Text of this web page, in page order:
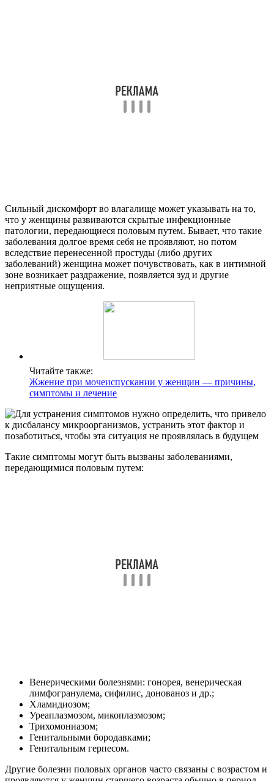
Сильный дискомфорт во влагалище может указывать на то,
что у женщины развиваются скрытые инфекционные
патологии, передающиеся половым путем. Бывает, что такие
заболевания долгое время себя не проявляют, но потом
вследствие перенесенной простуды (либо других
заболеваний) женщина может почувствовать, как в интимной
зоне возникает раздражение, появляется зуд и другие
неприятные ощущения.
Читайте также:
Жжение при мочеиспускании у женщин — причины,
симптомы и лечение
Такие симптомы могут быть вызваны заболеваниями,
передающимися половым путем:
Венерическими болезнями: гонорея, венерическая
лимфогранулема, сифилис, донованоз и др.;
Хламидиозом;
Уреаплазмозом, микоплазмозом;
Трихомониазом;
Генитальными бородавками;
Генитальным герпесом.
Другие болезни половых органов часто связаны с возрастом и